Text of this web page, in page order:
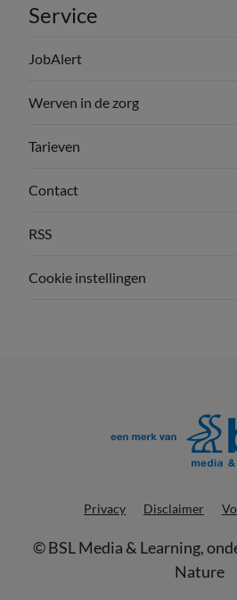
Service
JobAlert
Werven in de zorg
Tarieven
Contact
RSS
Cookie instellingen
Privacy Disclaimer
©BSL Media & Learning,
Nature